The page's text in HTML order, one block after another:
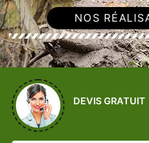
NOS
DEVIS GRATUIT